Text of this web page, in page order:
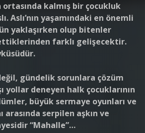
ortasında kalmış bir çocukluk
Aslı’nın yaşamındaki en önemli
yaklaşırken olup bitenler
farklı gelişecektir.
gündelik sorunlara çözüm
yollar deneyen halk çocuklarının
büyük sermaye oyunları ve
arasında serpilen aşkın ve
“Mahalle”…